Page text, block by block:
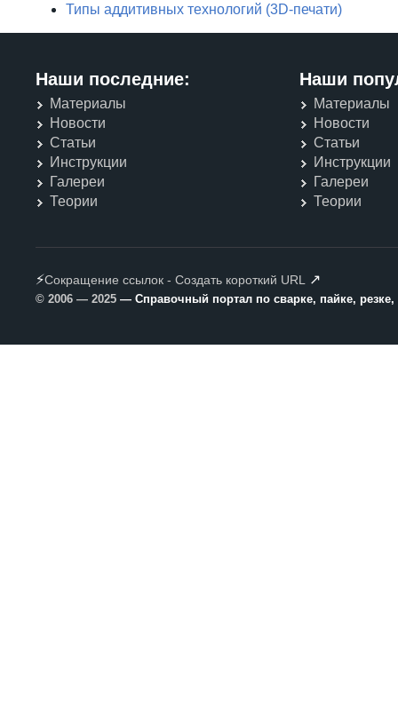
Типы аддитивных технологий (3D-печати)
Наши последние:
Материалы
Новости
Статьи
Инструкции
Галереи
Теории
Наши
Материалы
Новости
Статьи
Инструкции
Галереи
Теории
⚡Сокращение ссылок - Создать короткий URL ↗
© 2006 — 2025 — Справочный портал по сварке, пайке,